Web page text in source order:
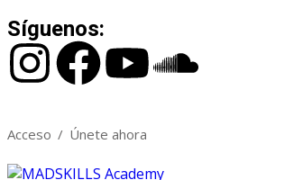
Síguenos:
Acceso / Únete ahora